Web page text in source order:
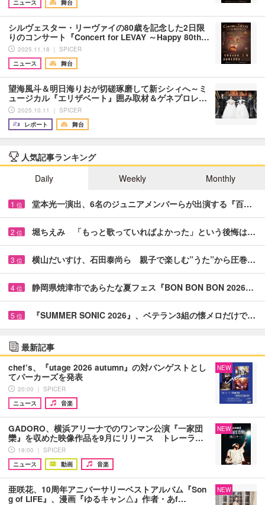
ニュース 舞台
シルヴェスター・リーヴァイの80歳を記念した2日限
りのコンサート『Concert for LEVAY ～Happy 80th…
2025.11.18 ｜ SPICER
ニュース
舞台
望海風斗＆明日海りおが切磋琢磨して新シシィへ～ミ
ュージカル『エリザベート』囲み取材＆ゲネプロレ…
2025.10.11 ｜ SPICER
レポート
舞台
人気記事ランキング
Daily
Weekly Monthly
1 位 堂本光一演出、6名のジュニアメンバーらが出演する『百…
2 位 堀ちえみ 「もっと歌っていればよかった」という後悔は…
3 位 横山だいすけ、石田泰尚ら 親子で楽しむ”うた”から圧巻…
4 位 静岡県焼津市であらたな夏フェス『BON BON BON 2026…
5 位 『SUMMER SONIC 2026』、ベテラン3組の懐メロだけで…
最新記事
chef’s、『utage 2026 autumn』の対バンゲストとし
てパーカーズを発表
20:00 ｜ SPICER
ニュース
音楽
NEW
GADORO、横浜アリーナでのワンマン公演『一家団
欒』を収めた映像作品を9月にリリース トレーラ…
19:00 ｜ SPICER
ニュース
動画 音楽
NEW
亜咲花、10周年アニバーサリーベストアルバム『Son
g of LIFE』、漫画『ゆるキャン△』作者・あf…
NEW